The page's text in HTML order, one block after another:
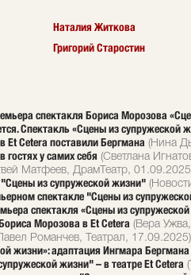
Наталия Житкова
Григорий Старостин
спектакля Бориса Морозова
Спектакль «Сцены из супружеской
Et Cetera поставили Бергмана (Нина
гостях у самих себя (Светлана
Матфеев, ДрамТеатр,
из супружеской жизни"
спектакле "Сцены из
спектакля «Сцены из супружеской
Морозова в Et Cetera (Вера
Романчев, Театрал, 17.09.2025)
жизни»: адаптация Ингмара Бергмана
жизни" – в театре Et Cetera